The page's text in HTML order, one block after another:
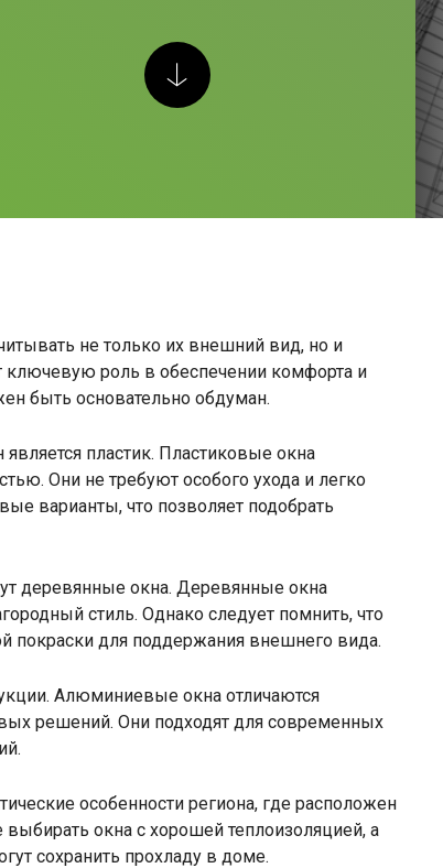
не только их внешний вид, но и
ключевую роль в обеспечении комфорта и
быть основательно обдуман.
пластик. Пластиковые окна
Они не требуют особого ухода и легко
варианты, что позволяет подобрать
деревянные окна. Деревянные окна
стиль. Однако следует помнить, что
покраски для поддержания внешнего вида.
Алюминиевые окна отличаются
решений. Они подходят для современных
особенности региона, где расположен
окна с хорошей теплоизоляцией, а
сохранить прохладу в доме.